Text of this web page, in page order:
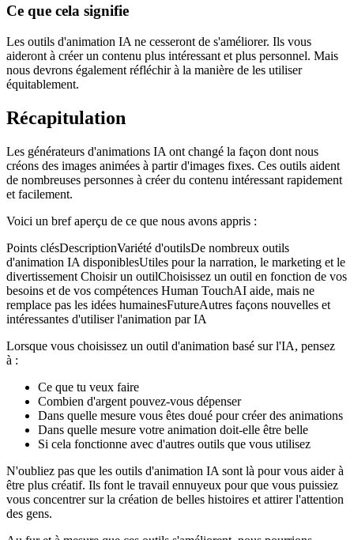
Ce que cela signifie
Les outils d'animation IA ne cesseront de s'améliorer. Ils vous
aideront à créer un contenu plus intéressant et plus personnel. Mais
nous devrons également réfléchir à la manière de les utiliser
équitablement.
Récapitulation
Les générateurs d'animations IA ont changé la façon dont nous
créons des images animées à partir d'images fixes. Ces outils aident
de nombreuses personnes à créer du contenu intéressant rapidement
et facilement.
Voici un bref aperçu de ce que nous avons appris :
Points clésDescriptionVariété d'outilsDe nombreux outils
d'animation IA disponiblesUtiles pour la narration, le marketing et le
divertissement Choisir un outilChoisissez un outil en fonction de vos
besoins et de vos compétences Human TouchAI aide, mais ne
remplace pas les idées humainesFutureAutres façons nouvelles et
intéressantes d'utiliser l'animation par IA
Lorsque vous choisissez un outil d'animation basé sur l'IA, pensez
à :
Ce que tu veux faire
Combien d'argent pouvez-vous dépenser
Dans quelle mesure vous êtes doué pour créer des animations
Dans quelle mesure votre animation doit-elle être belle
Si cela fonctionne avec d'autres outils que vous utilisez
N'oubliez pas que les outils d'animation IA sont là pour vous aider à
être plus créatif. Ils font le travail ennuyeux pour que vous puissiez
vous concentrer sur la création de belles histoires et attirer l'attention
des gens.